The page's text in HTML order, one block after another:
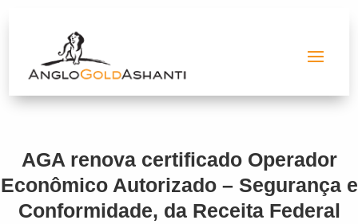
AGA renova certificado Operador
Econômico Autorizado – Segurança e
Conformidade, da Receita Federal